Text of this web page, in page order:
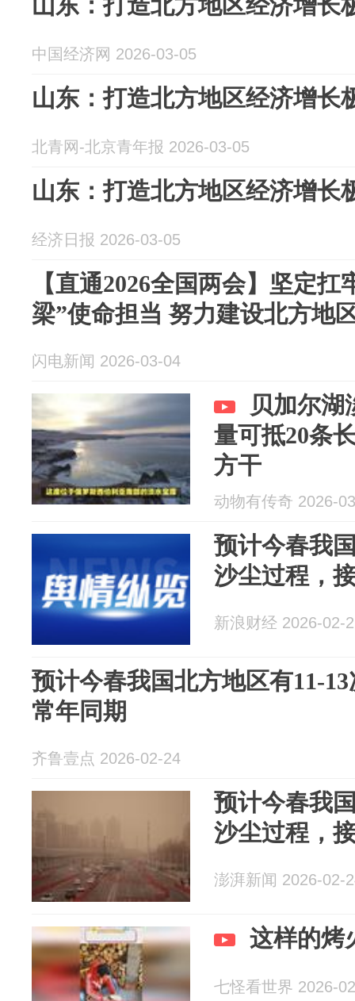
中国经济网 2026-03-05
山东：打造北方地区经济增长
北青网-北京青年报 2026-03-05
山东：打造北方地区经济增长
经济日报 2026-03-05
【直通2026全国两会】坚定
梁”使命担当 努力建设北方地
闪电新闻 2026-03-04
贝加尔湖
量可抵20条
方干
动物有传奇 2026-
预计今春我
沙尘过程，
新浪财经 2026-02-
预计今春我国北方地区有11-
常年同期
齐鲁壹点 2026-02-24
预计今春我
沙尘过程，
澎湃新闻 2026-02-
这样的烤
七怪看世界 2026-